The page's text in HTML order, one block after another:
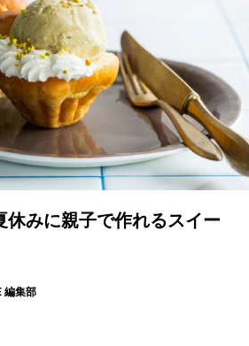
休みに親子で作れるスイー
編集部